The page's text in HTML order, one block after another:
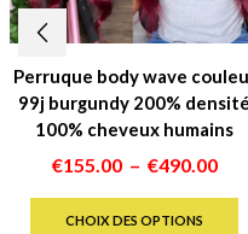
Perruque body wave
99j burgundy 200% densité
100% cheveux humains
€155.00 – €490.00
de
CHOIX DES OPTIONS